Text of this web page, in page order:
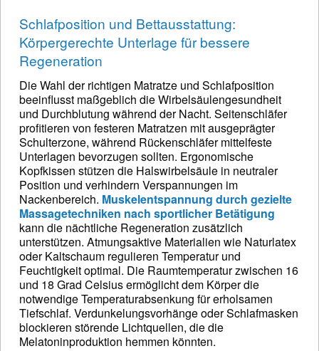
Schlafposition und Bettausstattung:
Körpergerechte Unterlage für bessere
Regeneration
Die Wahl der richtigen Matratze und Schlafposition
beeinflusst maßgeblich die Wirbelsäulengesundheit
und Durchblutung während der Nacht. Seitenschläfer
profitieren von festeren Matratzen mit ausgeprägter
Schulterzone, während Rückenschläfer mittelfeste
Unterlagen bevorzugen sollten. Ergonomische
Kopfkissen stützen die Halswirbelsäule in neutraler
Position und verhindern Verspannungen im
Nackenbereich. Muskelentspannung durch gezielte
Massagetechniken nach sportlicher Betätigung
kann die nächtliche Regeneration zusätzlich
unterstützen. Atmungsaktive Materialien wie Naturlatex
oder Kaltschaum regulieren Temperatur und
Feuchtigkeit optimal. Die Raumtemperatur zwischen 16
und 18 Grad Celsius ermöglicht dem Körper die
notwendige Temperaturabsenkung für erholsamen
Tiefschlaf. Verdunkelungsvorhänge oder Schlafmasken
blockieren störende Lichtquellen, die die
Melatoninproduktion hemmen könnten.